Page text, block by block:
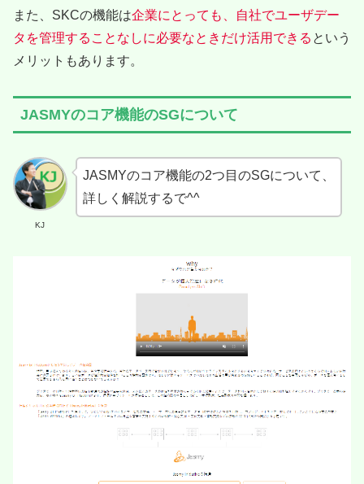
また、SKCの機能は企業にとっても、自社でユーザデー
タを管理することなしに必要なときだけ活用できる という
メリットもあります。
JASMYのコア機能のSGについて
KJ
JASMYのコア機能の2つ目のSGについて、
詳しく解説するで^^